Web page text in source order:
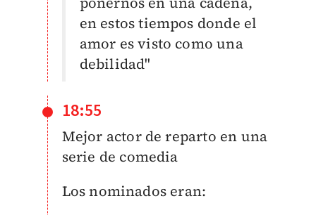
en estos tiempos donde el
amor es visto como una
debilidad"
18:55
Mejor actor de reparto en una
serie de comedia
Los nominados eran: